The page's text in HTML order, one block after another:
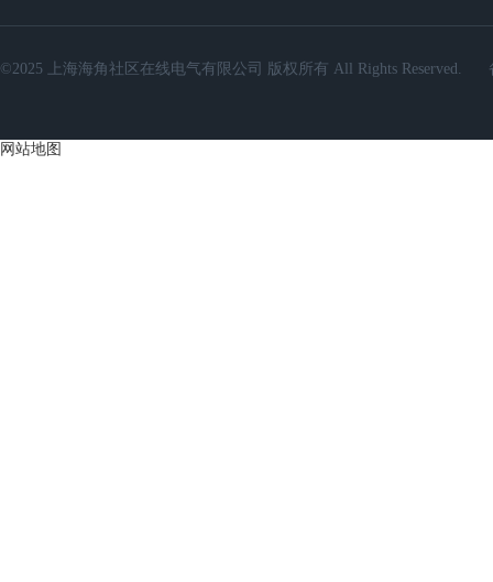
©2025 上海海角社区在线电气有限公司 版权所有 All Rights Reserved.
网站地图